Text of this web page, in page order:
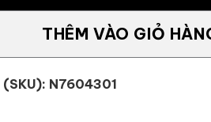
THÊM VÀO GIỎ
N7604301